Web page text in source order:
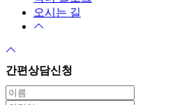
오시는 길
간편상담신청